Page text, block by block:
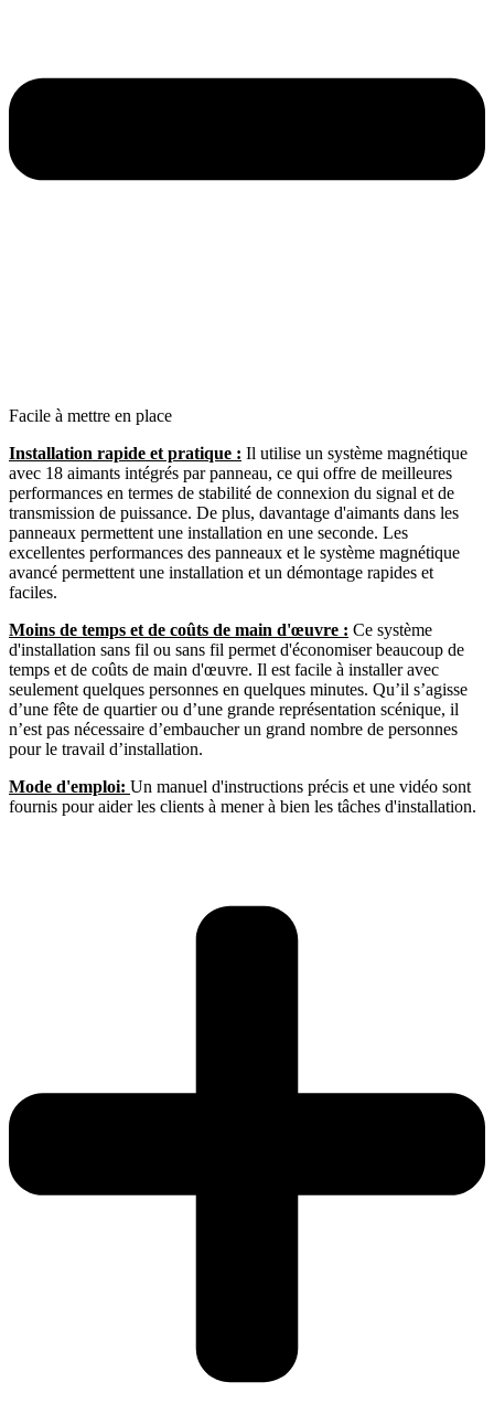
Facile à mettre en place
Installation rapide et pratique : Il utilise un système magnétique
avec 18 aimants intégrés par panneau, ce qui offre de meilleures
performances en termes de stabilité de connexion du signal et de
transmission de puissance. De plus, davantage d'aimants dans les
panneaux permettent une installation en une seconde. Les
excellentes performances des panneaux et le système magnétique
avancé permettent une installation et un démontage rapides et
faciles.
Moins de temps et de coûts de main d'œuvre : Ce système
d'installation sans fil ou sans fil permet d'économiser beaucoup de
temps et de coûts de main d'œuvre. Il est facile à installer avec
seulement quelques personnes en quelques minutes. Qu’il s’agisse
d’une fête de quartier ou d’une grande représentation scénique, il
n’est pas nécessaire d’embaucher un grand nombre de personnes
pour le travail d’installation.
Mode d'emploi: Un manuel d'instructions précis et une vidéo sont
fournis pour aider les clients à mener à bien les tâches d'installation.